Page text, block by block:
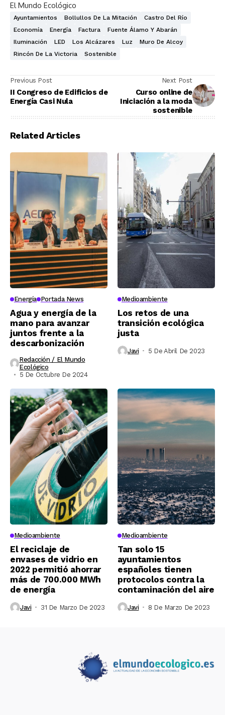
El Mundo Ecológico
Ayuntamientos Bollullos De La Mitación
Castro Del Río
Economía
Energía Factura
Fuente Álamo Y Abarán
Iluminación
LED Los Alcázares Luz
Muro De Alcoy
Rincón De La Victoria
Sostenible
Previous Post
II Congreso de Edificios de
Energía Casi Nula
Next Post
Curso online de
Iniciación a la moda
sostenible
Related Articles
Energía Portada News
Agua y energía de la
mano para avanzar
juntos frente a la
descarbonización
Redacción / El Mundo
Ecológico
5 De Octubre De 2024
Medioambiente
Los retos de una
transición ecológica
justa
Javi 5 De Abril De 2023
Medioambiente
El reciclaje de
envases de vidrio en
2022 permitió ahorrar
más de 700.000 MWh
de energía
Javi 31 De Marzo De 2023
Medioambiente
Tan solo 15
ayuntamientos
españoles tienen
protocolos contra la
contaminación del aire
Javi 8 De Marzo De 2023